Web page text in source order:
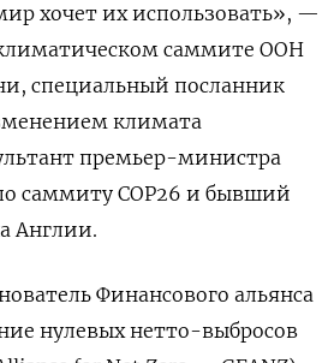
хочет их использовать», —
саммите ООН
специальный посланник
климата
премьер-министра
саммиту СОР26 и бывший
Англии.
Финансового альянса
нулевых нетто-выбросов